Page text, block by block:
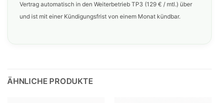
Vertrag automatisch in den Weiterbetrieb TP3 (129 € / mtl.) über
und ist mit einer Kündigungsfrist von einem Monat kündbar.
ÄHNLICHE PRODUKTE